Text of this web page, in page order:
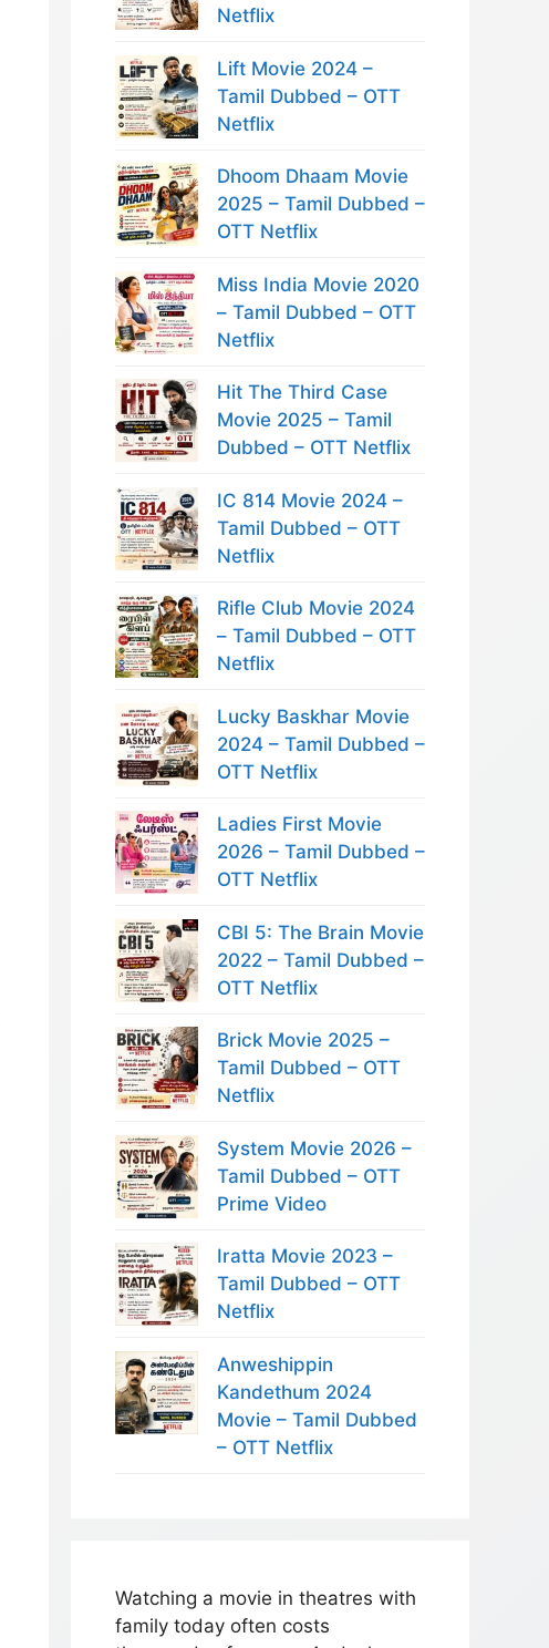
Netflix
Lift Movie 2024 –
Tamil Dubbed – OTT
Netflix
Dhoom Dhaam Movie
2025 – Tamil Dubbed –
OTT Netflix
Miss India Movie 2020
– Tamil Dubbed – OTT
Netflix
Hit The Third Case
Movie 2025 – Tamil
Dubbed – OTT Netflix
IC 814 Movie 2024 –
Tamil Dubbed – OTT
Netflix
Rifle Club Movie 2024
– Tamil Dubbed – OTT
Netflix
Lucky Baskhar Movie
2024 – Tamil Dubbed –
OTT Netflix
Ladies First Movie
2026 – Tamil Dubbed –
OTT Netflix
CBI 5: The Brain Movie
2022 – Tamil Dubbed –
OTT Netflix
Brick Movie 2025 –
Tamil Dubbed – OTT
Netflix
System Movie 2026 –
Tamil Dubbed – OTT
Prime Video
Iratta Movie 2023 –
Tamil Dubbed – OTT
Netflix
Anweshippin
Kandethum 2024
Movie – Tamil Dubbed
– OTT Netflix
Watching a movie in theatres with
family today often costs